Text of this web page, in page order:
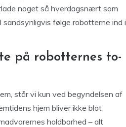
noget så hverdagsnært som
sandsynligvis følge robotterne ind i
på robotternes to-
står vi kun ved begyndelsen af
hjem bliver ikke blot
holdbarhed – alt